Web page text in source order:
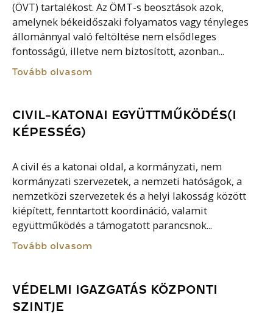
(ÖVT) tartalékost. Az ÖMT-s beosztások azok,
amelynek békeidőszaki folyamatos vagy tényleges
állománnyal való feltöltése nem elsődleges
fontosságú, illetve nem biztosított, azonban...
Tovább olvasom
CIVIL-KATONAI EGYÜTTMŰKÖDÉS(I
KÉPESSÉG)
A civil és a katonai oldal, a kormányzati, nem
kormányzati szervezetek, a nemzeti hatóságok, a
nemzetközi szervezetek és a helyi lakosság között
kiépített, fenntartott koordináció, valamit
együttműködés a támogatott parancsnok...
Tovább olvasom
VÉDELMI IGAZGATÁS KÖZPONTI
SZINTJE